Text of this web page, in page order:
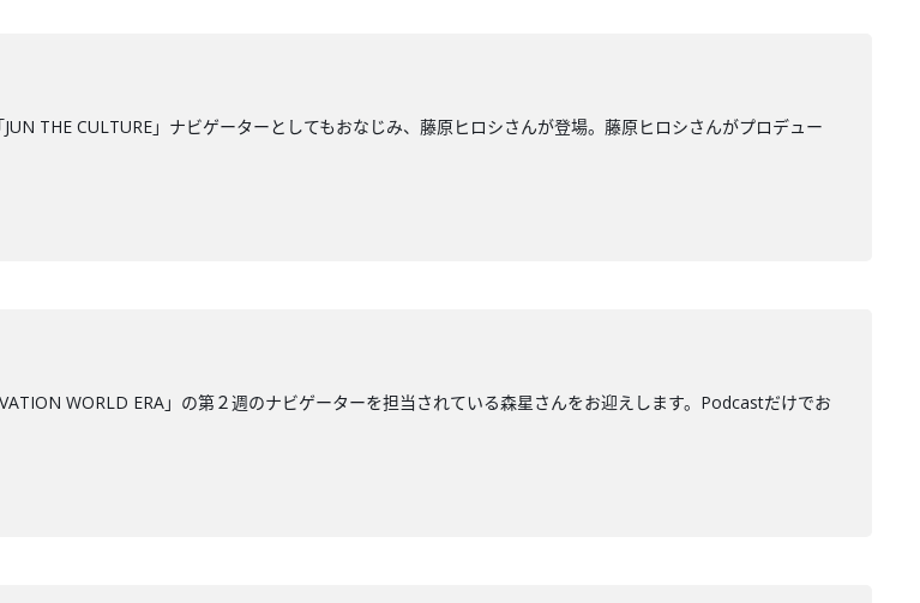
THE CULTURE」ナビゲーターとしてもおなじみ、藤原ヒロシさんが登場。藤原ヒロシさんがプロデュー
WORLD ERA」の第２週のナビゲーターを担当されている森星さんをお迎えします。Podcastだけでお